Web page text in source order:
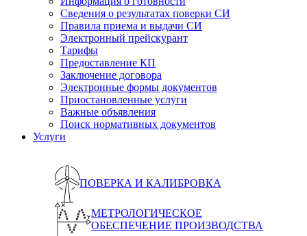
Сведения о результатах поверки СИ
Правила приема и выдачи СИ
Электронный прейскурант
Тарифы
Предоставление КП
Заключение договора
Электронные формы документов
Приостановленные услуги
Важные объявления
Поиск нормативных документов
Услуги
ПОВЕРКА И КАЛИБРОВКА
МЕТРОЛОГИЧЕСКОЕ
ОБЕСПЕЧЕНИЕ ПРОИЗВОДСТВА